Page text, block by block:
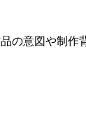
の意図や制